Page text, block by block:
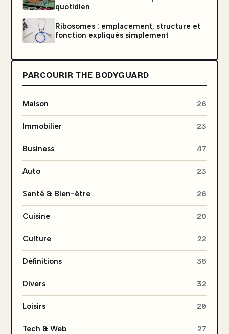
quotidien
Ribosomes : emplacement, structure et
fonction expliqués simplement
PARCOURIR THE BODYGUARD
Maison 26
Immobilier 23
Business 47
Auto 23
Santé & Bien-être 26
Cuisine 20
Culture 22
Définitions 35
Divers 32
Loisirs 29
Tech & Web 27